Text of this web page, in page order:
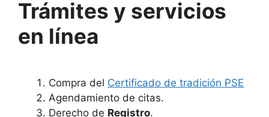
Trámites y servicios
en línea
Compra del Certificado de tradición PSE
Agendamiento de citas.
Derecho de Registro.